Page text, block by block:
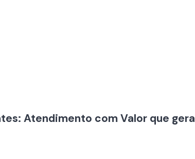
Atendimento com Valor que gera